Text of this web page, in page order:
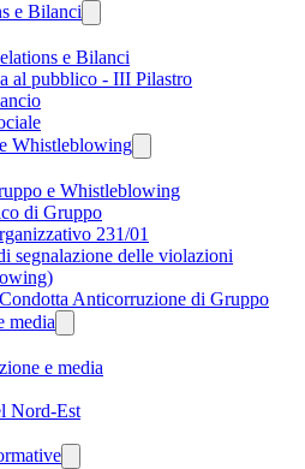
e Bilanci
e Bilanci
al pubblico - III Pilastro
Whistleblowing
e Whistleblowing
di Gruppo
231/01
segnalazione delle violazioni
Anticorruzione di Gruppo
media
e media
Nord-Est